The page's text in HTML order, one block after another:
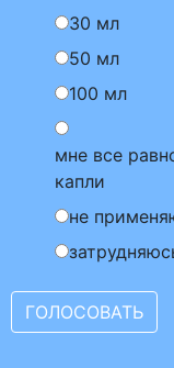
30 мл
50 мл
100 мл
мне все
капли
не